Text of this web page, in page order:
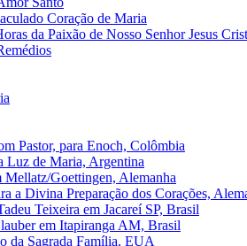
Coração de Maria
da Paixão de Nosso Senhor Jesus
Pastor, para Enoch, Colômbia
Luz de Maria, Argentina
Mellatz/Goettingen, Alemanha
a Divina Preparação dos Corações,
Teixeira em Jacareí SP, Brasil
em Itapiranga AM, Brasil
da Sagrada Família, EUA